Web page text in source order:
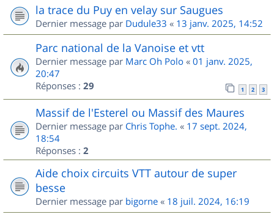
la trace du Puy en velay sur Saugues
Dernier message par Dudule33 « 13 janv. 2025, 14:52
Parc national de la Vanoise et vtt
Dernier message par Marc Oh Polo « 01 janv. 2025,
20:47
Réponses : 29 1 2 3
Massif de l'Esterel ou Massif des Maures
Dernier message par Chris Tophe. « 17 sept. 2024,
18:54
Réponses : 2
Aide choix circuits VTT autour de super
besse
Dernier message par bigorne « 18 juil. 2024, 16:19